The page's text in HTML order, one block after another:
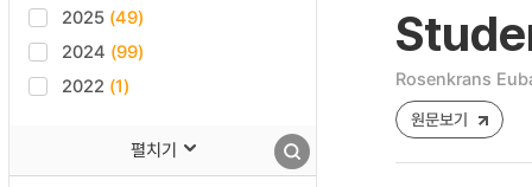
2025 (49)
2024 (99)
2022 (1)
펼치기
Rosenkrans
원문보기